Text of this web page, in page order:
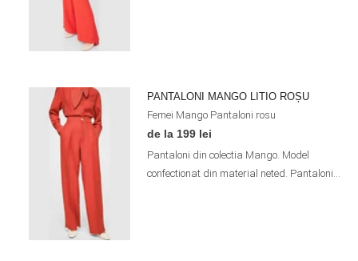
PANTALONI MANGO LITIO ROȘU
Femei Mango Pantaloni rosu
de la 199 lei
Pantaloni din colectia Mango. Model
confectionat din material neted. Pantaloni...